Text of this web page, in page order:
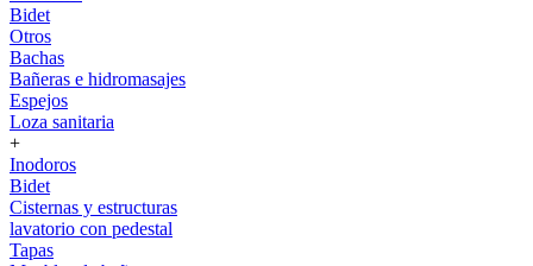
Bidet
Otros
Bachas
Bañeras e hidromasajes
Espejos
Loza sanitaria
+
Inodoros
Bidet
Cisternas y estructuras
lavatorio con pedestal
Tapas